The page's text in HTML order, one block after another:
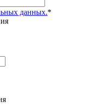
данных.*